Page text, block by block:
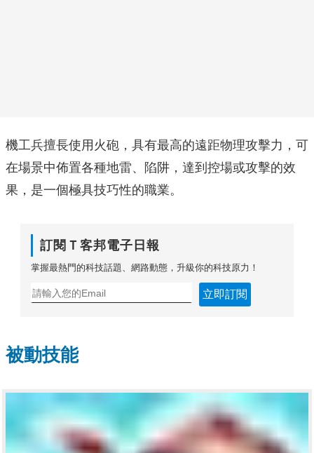
機工兵擅長使用火砲，具有最高的遠距物理攻擊力，可
在場景中佈置各種地雷、陷阱，達到控場或攻擊的效
果，是一個極具技巧性的職業。
訂閱Ｔ客邦電子日報
掌握最熱門的科技話題、網路動態，升級你的科技原力！
立即訂閱
被動技能